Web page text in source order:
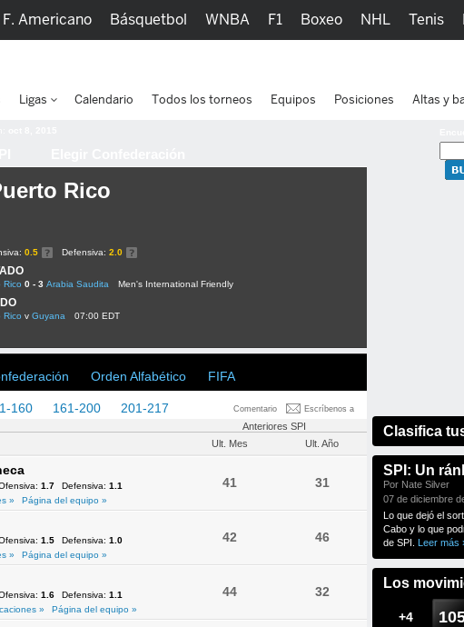
Rico
0.5 Defensiva: 2.0
Rico 0 - 3 Arabia Saudita Men's International Friendly
Rico v Guyana 07:00 EDT
Orden Alfabético FIFA
Comentario Escríbenos a
160 161-200 201-217
Anteriores SPI
Ult. Mes Ult. Año
1.7 Defensiva: 1.1
»
Página del equipo »
41 31
1.5 Defensiva: 1.0
»
Página del equipo »
42 46
1.6 Defensiva: 1.1
»
Página del equipo »
44 32
Clasifica
SPI: Un
Por Nate Silver
07 de diciembre
Lo que dejó el
Cabo y lo que
de SPI. Leer más
Los
+4
F. Americano Básquetbol WNBA F1 Boxeo NHL Tenis
Ligas Calendario Todos los torneos Equipos Posiciones Altas y